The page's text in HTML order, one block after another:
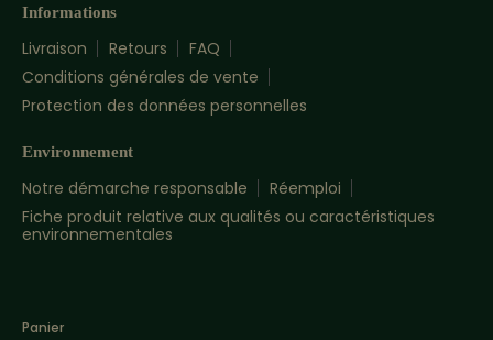
Informations
Livraison Retours
FAQ
Conditions générales de vente
Protection des données personnelles
Environnement
Notre démarche responsable
Réemploi
Fiche produit relative aux qualités ou caractéristiques
environnementales
Panier